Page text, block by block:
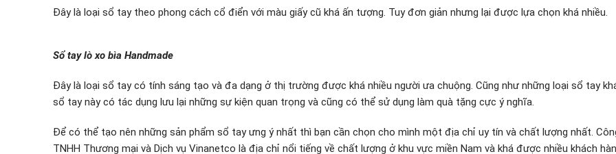
Đây là loại sổ tay theo phong cách cổ điển với màu giấy cũ khá ấn tượng. Tuy đơn giản nhưng lại được lựa chọn khá nhiều.
Sổ tay lò xo bìa Handmade
Đây là loại sổ tay có tính sáng tạo và đa dạng ở thị trường được khá nhiều người ưa chuộng. Cũng như những loại sổ tay
sổ tay này có tác dụng lưu lại những sự kiện quan trọng và cũng có thể sử dụng làm quà tặng cực ý nghĩa.
Để có thể tạo nên những sản phẩm sổ tay ưng ý nhất thì bạn cần chọn cho mình một địa chỉ uy tín và chất lượng nhất.
TNHH Thương mại và Dịch vụ Vinanetco là địa chỉ nổi tiếng về chất lượng ở khu vực miền Nam và khá được nhiều khách